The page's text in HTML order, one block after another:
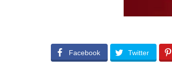
Facebook Twitter